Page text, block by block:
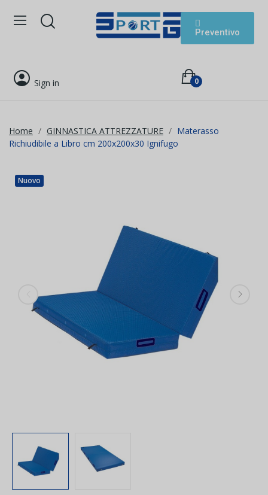
Preventivo
Sign in 0
Home GINNASTICA ATTREZZATURE
Materasso
Richiudibile a Libro cm 200x200x30 Ignifugo
Nuovo